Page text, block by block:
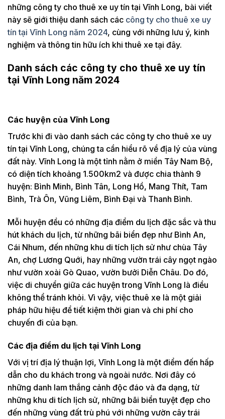
những công ty cho thuê xe uy tín tại Vĩnh Long, bài viết
này sẽ giới thiệu danh sách các công ty cho thuê xe uy
tín tại Vĩnh Long năm 2024, cùng với những lưu ý, kinh
nghiệm và thông tin hữu ích khi thuê xe tại đây.
Danh sách các công ty cho thuê xe uy tín
tại Vĩnh Long năm 2024
Các huyện của Vĩnh Long
Trước khi đi vào danh sách các công ty cho thuê xe uy
tín tại Vĩnh Long, chúng ta cần hiểu rõ về địa lý của vùng
đất này. Vĩnh Long là một tỉnh nằm ở miền Tây Nam Bộ,
có diện tích khoảng 1.500km2 và được chia thành 9
huyện: Bình Minh, Bình Tân, Long Hồ, Mang Thít, Tam
Bình, Trà Ôn, Vũng Liêm, Bình Đại và Thanh Bình.
Mỗi huyện đều có những địa điểm du lịch đặc sắc và thu
hút khách du lịch, từ những bãi biển đẹp như Bình An,
Cái Nhum, đến những khu di tích lịch sử như chùa Tây
An, chợ Lương Quới, hay những vườn trái cây ngọt ngào
như vườn xoài Gò Quao, vườn bưởi Diễn Châu. Do đó,
việc di chuyển giữa các huyện trong Vĩnh Long là điều
không thể tránh khỏi. Vì vậy, việc thuê xe là một giải
pháp hữu hiệu để tiết kiệm thời gian và chi phí cho
chuyến đi của bạn.
Các địa điểm du lịch tại Vĩnh Long
Với vị trí địa lý thuận lợi, Vĩnh Long là một điểm đến hấp
dẫn cho du khách trong và ngoài nước. Nơi đây có
những danh lam thắng cảnh độc đáo và đa dạng, từ
những khu di tích lịch sử, những bãi biển tuyệt đẹp cho
đến những vùng đất trù phú với những vườn cây trái